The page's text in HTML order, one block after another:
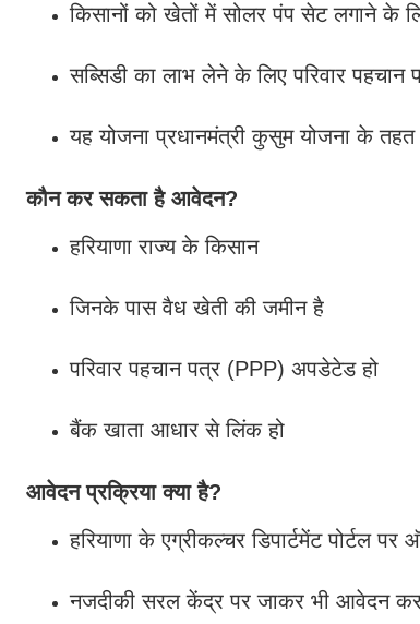
किसानों को खेतों में सोलर पंप सेट लगाने के
सब्सिडी का लाभ लेने के लिए परिवार
यह योजना प्रधानमंत्री कुसुम योजना के तहत
कौन कर सकता है आवेदन?
हरियाणा राज्य के किसान
जिनके पास वैध खेती की जमीन है
परिवार पहचान पत्र (PPP) अपडेटेड हो
बैंक खाता आधार से लिंक हो
आवेदन प्रक्रिया क्या है?
हरियाणा के एग्रीकल्चर डिपार्टमेंट पोर्टल
नजदीकी सरल केंद्र पर जाकर भी आवेदन